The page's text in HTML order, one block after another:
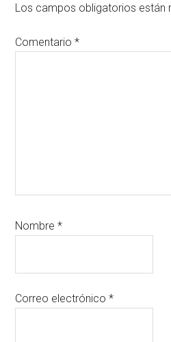
Los campos obligatorios
Comentario*
Nombre*
Correo electrónico*